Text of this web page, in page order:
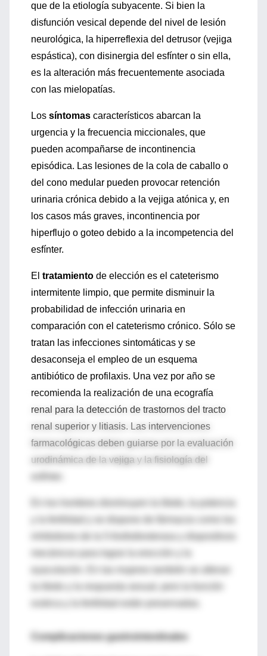
que de la etiología subyacente. Si bien la
disfunción vesical depende del nivel de lesión
neurológica, la hiperreflexia del detrusor (vejiga
espástica), con disinergia del esfínter o sin ella,
es la alteración más frecuentemente asociada
con las mielopatías.
Los síntomas característicos abarcan la
urgencia y la frecuencia miccionales, que
pueden acompañarse de incontinencia
episódica. Las lesiones de la cola de caballo o
del cono medular pueden provocar retención
urinaria crónica debido a la vejiga atónica y, en
los casos más graves, incontinencia por
hiperflujo o goteo debido a la incompetencia del
esfínter.
El tratamiento de elección es el cateterismo
intermitente limpio, que permite disminuir la
probabilidad de infección urinaria en
comparación con el cateterismo crónico. Sólo se
tratan las infecciones sintomáticas y se
desaconseja el empleo de un esquema
antibiótico de profilaxis. Una vez por año se
recomienda la realización de una ecografía
renal para la detección de trastornos del tracto
renal superior y litiasis. Las intervenciones
farmacológicas deben guiarse por la evaluación
urodinámica de la vejiga y la fisiología del
mecánicos para lograr la erección y la
Complicaciones gastrointestinales